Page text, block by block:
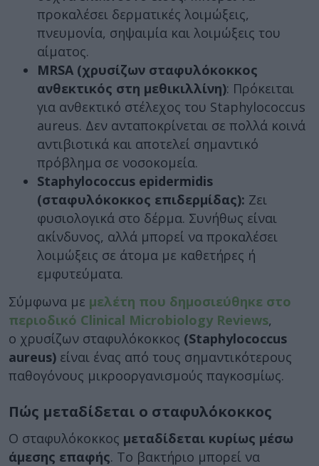
προκαλέσει δερματικές λοιμώξεις,
πνευμονία, σηψαιμία και λοιμώξεις του
αίματος.
MRSA (χρυσίζων σταφυλόκοκκος
ανθεκτικός στη μεθικιλλίνη): Πρόκειται
για ανθεκτικό στέλεχος του Staphylococcus
aureus. Δεν ανταποκρίνεται σε πολλά κοινά
αντιβιοτικά και αποτελεί σημαντικό
πρόβλημα σε νοσοκομεία.
Staphylococcus epidermidis
(σταφυλόκοκκος επιδερμίδας): Ζει
φυσιολογικά στο δέρμα. Συνήθως είναι
ακίνδυνος, αλλά μπορεί να προκαλέσει
λοιμώξεις σε άτομα με καθετήρες ή
εμφυτεύματα.
Σύμφωνα με μελέτη που δημοσιεύθηκε στο
περιοδικό Clinical Microbiology Reviews,
ο χρυσίζων σταφυλόκοκκος (Staphylococcus
aureus) είναι ένας από τους σημαντικότερους
παθογόνους μικροοργανισμούς παγκοσμίως.
Πώς μεταδίδεται ο σταφυλόκοκκος
Ο σταφυλόκοκκος μεταδίδεται κυρίως μέσω
άμεσης επαφής. Το βακτήριο μπορεί να